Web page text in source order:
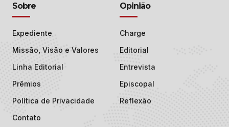
Sobre
Expediente
Missão, Visão e Valores
Linha Editorial
Prêmios
Política de Privacidade
Contato
Opinião
Charge
Editorial
Entrevista
Episcopal
Reflexão